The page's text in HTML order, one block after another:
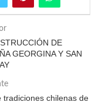
DE
GEORGINA Y SAN
tradiciones chilenas de